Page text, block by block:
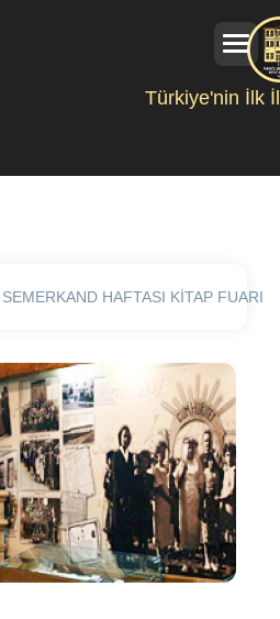
Türkiye'nin İlk
SEMERKAND HAFTASI KİTAP FUARI